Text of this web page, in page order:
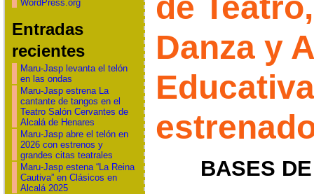
WordPress.org
Entradas
recientes
Maru-Jasp levanta el telón
en las ondas
Maru-Jasp estrena La
cantante de tangos en el
Teatro Salón Cervantes de
Alcalá de Henares
Maru-Jasp abre el telón en
2026 con estrenos y
grandes citas teatrales
Maru-Jasp estena “La Reina
Cautiva” en Clásicos en
Alcalá 2025
Danza y
BASES